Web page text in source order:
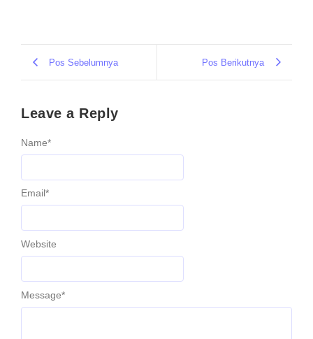
Pos Sebelumnya Pos Berikutnya
Leave a Reply
Message*
Name*
Email*
Website